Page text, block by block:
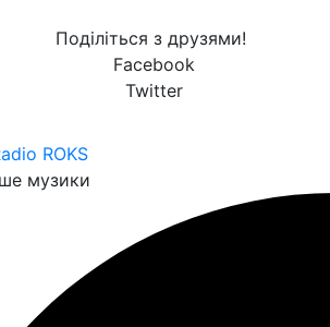
Поділіться з друзями!
Facebook
Twitter
ROKS
музики